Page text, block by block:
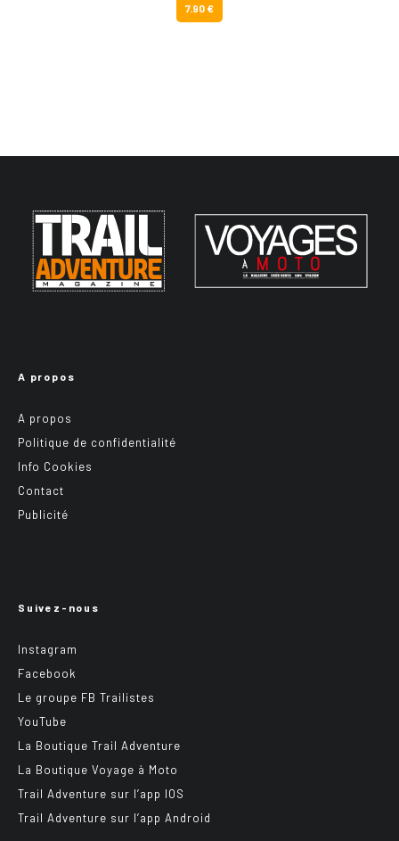
7.90 €
A propos
A propos
Politique de confidentialité
Info Cookies
Contact
Publicité
Suivez-nous
Instagram
Facebook
Le groupe FB Trailistes
YouTube
La Boutique Trail Adventure
La Boutique Voyage à Moto
Trail Adventure sur l’app IOS
Trail Adventure sur l’app Android